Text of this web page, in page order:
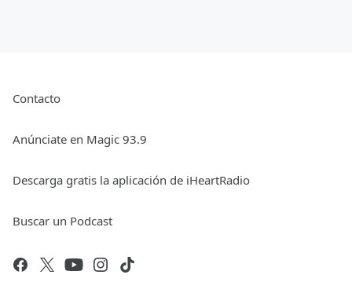
Contacto
Anúnciate en Magic 93.9
Descarga gratis la aplicación de iHeartRadio
Buscar un Podcast